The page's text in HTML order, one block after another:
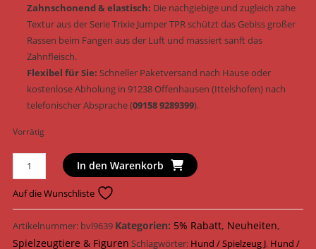
Zahnschonend & elastisch: Die nachgiebige und zugleich zähe
Textur aus der Serie Trixie Jumper TPR schützt das Gebiss großer
Rassen beim Fangen aus der Luft und massiert sanft das
Zahnfleisch.
Flexibel für Sie: Schneller Paketversand nach Hause oder
kostenlose Abholung in 91238 Offenhausen (Ittelshofen) nach
telefonischer Absprache (09158 9289399).
Vorrätig
Trixie
Hundespielzeug
Super
Strong
Jumper
TPR
In den Warenkorb
Auf die Wunschliste
Artikelnummer: bvl9639 Kategorien: 5% Rabatt, Neuheiten,
Spielzeugtiere & Figuren Schlagwörter: Hund / Spielzeug J, Hund /